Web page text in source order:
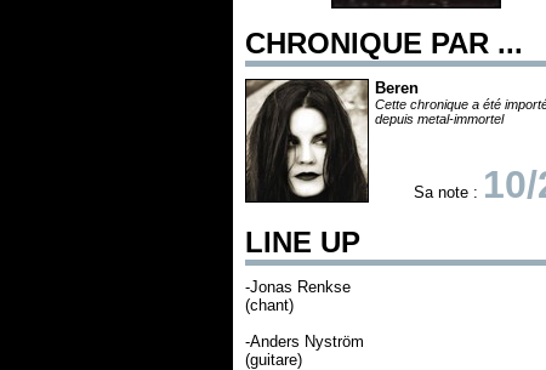
CHRONIQUE PAR ...
Beren
Cette chronique a été
depuis metal-immortel
Sa note :
LINE UP
-Jonas Renkse
(chant)
-Anders Nyström
(guitare)